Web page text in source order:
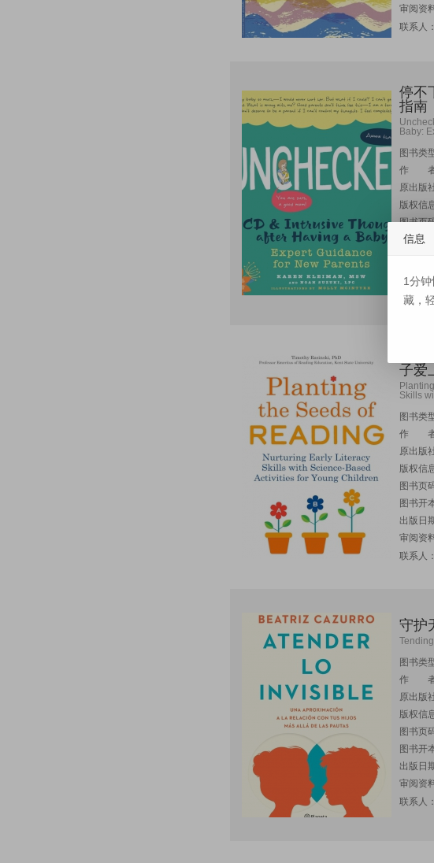
审阅资
联系人：
停不
指南
Baby:
图书类
作 者
原出版
版权信
图书页
图书开
审阅资
联系人：
播
子爱
Skills
图书类
作 者
原出版
版权信
图书页
图书开
出版日
审阅资
联系人：
守护
图书类
作 者
原出版
版权信
图书页
图书开
出版日
审阅资
联系人：
信息
1分
藏，